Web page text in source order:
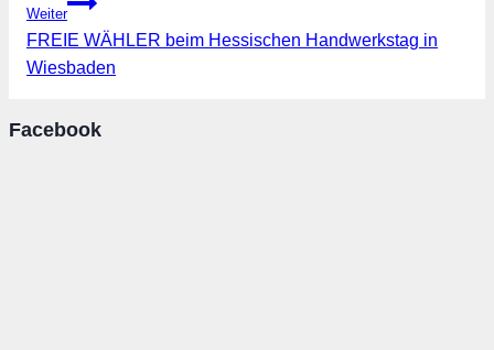
Weiter
FREIE WÄHLER beim Hessischen Handwerkstag in
Wiesbaden
Facebook